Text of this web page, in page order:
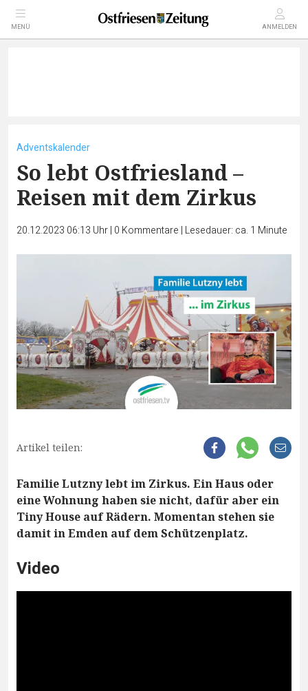
MENÜ ANMELDEN
Adventskalender
So lebt Ostfriesland –
Reisen mit dem Zirkus
20.12.2023 06:13 Uhr| 0 Kommentare | Lesedauer: ca. 1 Minute
Artikel teilen:
Familie Lutzny lebt im Zirkus. Ein Haus oder
eine Wohnung haben sie nicht, dafür aber ein
Tiny House auf Rädern. Momentan stehen sie
damit in Emden auf dem Schützenplatz.
Video